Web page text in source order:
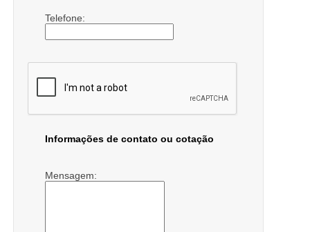
Telefone:
Informações de contato ou cotação
Mensagem: